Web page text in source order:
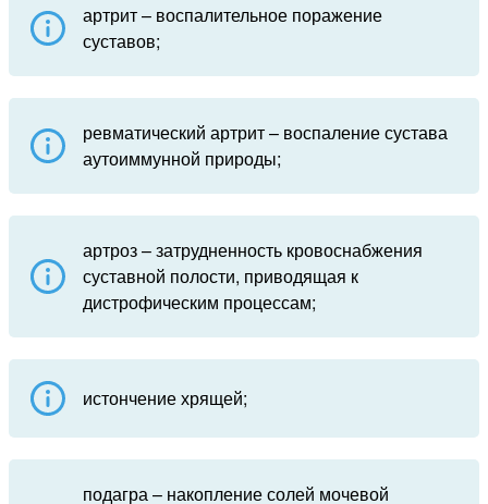
артрит – воспалительное поражение
суставов;
ревматический артрит – воспаление сустава
аутоиммунной природы;
артроз – затрудненность кровоснабжения
суставной полости, приводящая к
дистрофическим процессам;
истончение хрящей;
подагра – накопление солей мочевой